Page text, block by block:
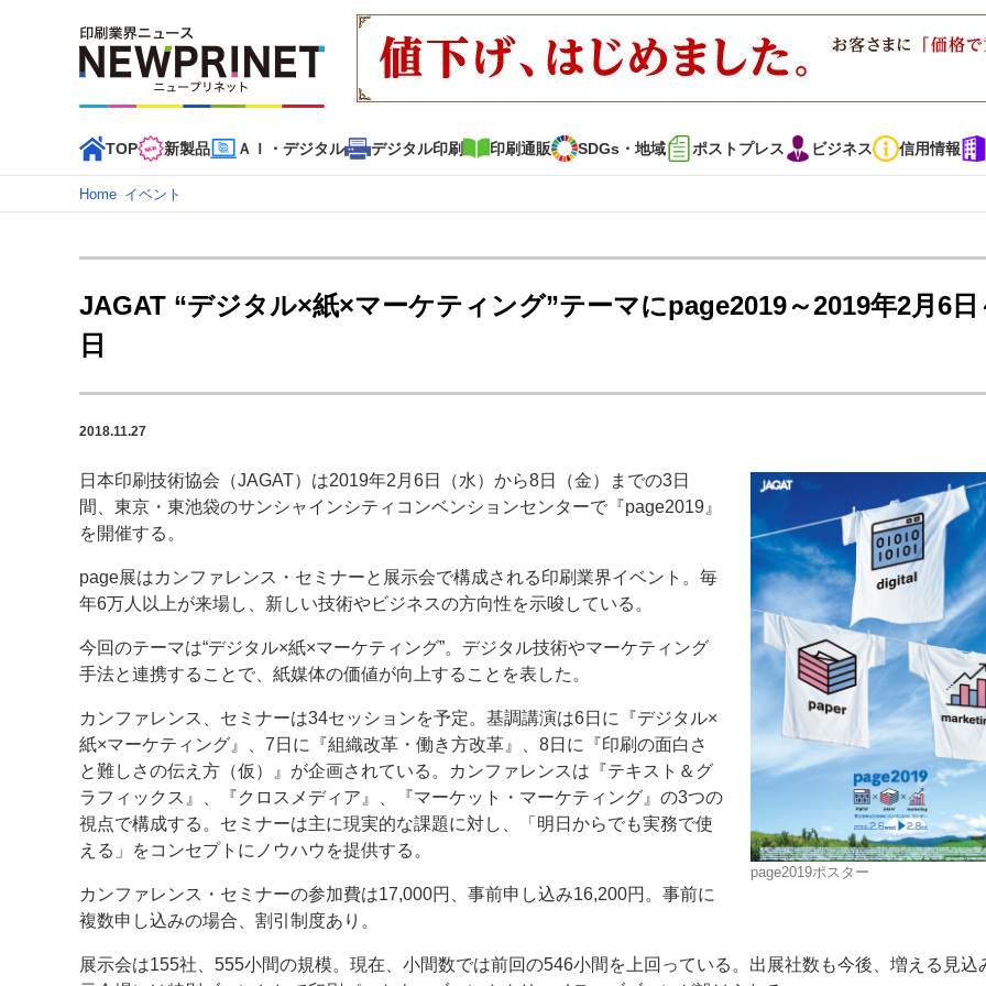
TOP 新製品 ＡＩ・デジタル デジタル印刷 印刷通販 SDGs・地域 ポストプレス ビジネス 信用情報
インデックス
TOP 新着記事 特集記事 動画コンテンツ インタビュー コレクション
カテゴリー一覧
新商品
特集記事カテゴリー一覧
特集・デジタル印刷 ～ 新成長軌道を描く
案内
発刊案内 JFPI印刷用語集 印刷機材年鑑
運営
会社案内 購読・購入申し込み サイトポリシー お問い合わせ
Home–イベント
JAGAT “デジタル×紙×マーケティング”テーマにpage2019～2019年2月6日
日
2018.11.27
page2019ポスター
日本印刷技術協会（JAGAT）は2019年2月6日（水）から8日（金）までの3日
間、東京・東池袋のサンシャインシティコンベンションセンターで『page2019』
を開催する。
page展はカンファレンス・セミナーと展示会で構成される印刷業界イベント。毎
年6万人以上が来場し、新しい技術やビジネスの方向性を示唆している。
今回のテーマは“デジタル×紙×マーケティング”。デジタル技術やマーケティング
手法と連携することで、紙媒体の価値が向上することを表した。
カンファレンス、セミナーは34セッションを予定。基調講演は6日に『デジタル×
紙×マーケティング』、7日に『組織改革・働き方改革』、8日に『印刷の面白さ
と難しさの伝え方（仮）』が企画されている。カンファレンスは『テキスト＆グ
ラフィックス』、『クロスメディア』、『マーケット・マーケティング』の3つの
視点で構成する。セミナーは主に現実的な課題に対し、「明日からでも実務で使
える」をコンセプトにノウハウを提供する。
カンファレンス・セミナーの参加費は17,000円、事前申し込み16,200円。事前に
複数申し込みの場合、割引制度あり。
展示会は155社、555小間の規模。現在、小間数では前回の546小間を上回っている。出展社数も今後、増える見込